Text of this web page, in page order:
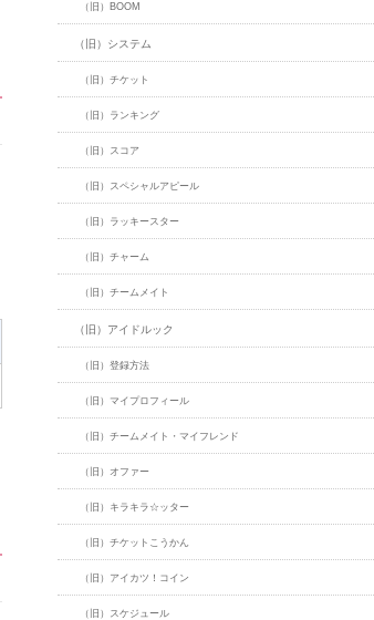
（旧）BOOM
（旧）システム
（旧）チケット
（旧）ランキング
（旧）スコア
（旧）スペシャルアピール
（旧）ラッキースター
（旧）チャーム
（旧）チームメイト
（旧）アイドルック
（旧）登録方法
（旧）マイプロフィール
（旧）チームメイト・マイフレンド
（旧）オファー
（旧）キラキラ☆ッター
（旧）チケットこうかん
（旧）アイカツ！コイン
（旧）スケジュール